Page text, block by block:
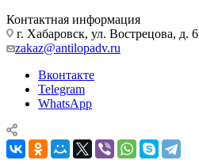
Контактная информация
г. Хабаровск, ул. Вострецова, д. 6
zakaz@antilopadv.ru
Вконтакте
Telegram
WhatsApp